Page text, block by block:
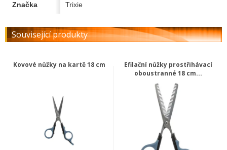
Značka Trixie
Související produkty
Kovové nůžky na kartě 18 cm
Efilační nůžky prostřihávací
oboustranné 18 cm...